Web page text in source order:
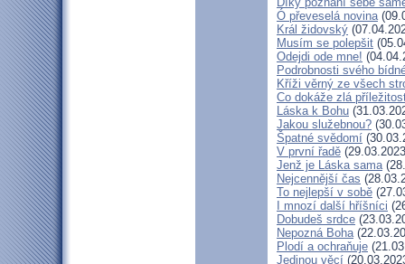
Ó převeselá novina
Král židovský
Musím se polepšit
Odejdi ode mne!
Podrobnosti svého
Kříži věrný ze všech
Co dokáže zlá
Láska k Bohu
Jakou služebnou?
Špatné svědomí
V první řadě
Jenž je Láska sama
Nejcennější čas
To nejlepší v sobě
I mnozí další hříšníci
Dobudeš srdce
Nepozná Boha
Plodí a ochraňuje
Jedinou věcí